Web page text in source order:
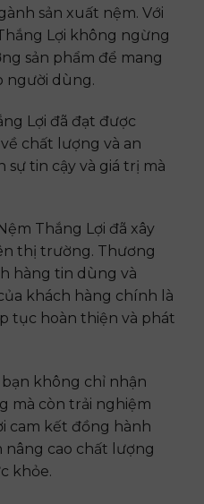
sản xuất nệm. Với
Lợi không ngừng
sản phẩm để mang
người dùng.
Lợi đã đạt được
chất lượng và an
tin cậy và giá trị mà
Thắng Lợi đã xây
thị trường. Thương
hàng tin dùng và
khách hàng chính là
tục hoàn thiện và phát
bạn không chỉ nhận
mà còn trải nghiệm
cam kết đồng hành
cao chất lượng
khỏe.